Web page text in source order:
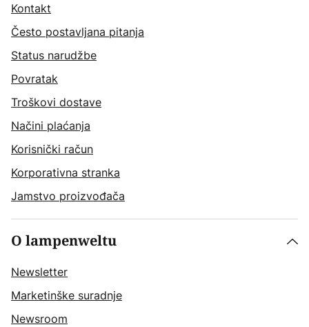
Kontakt
Često postavljana pitanja
Status narudžbe
Povratak
Troškovi dostave
Načini plaćanja
Korisnički račun
Korporativna stranka
Jamstvo proizvođača
O lampenweltu
Newsletter
Marketinške suradnje
Newsroom